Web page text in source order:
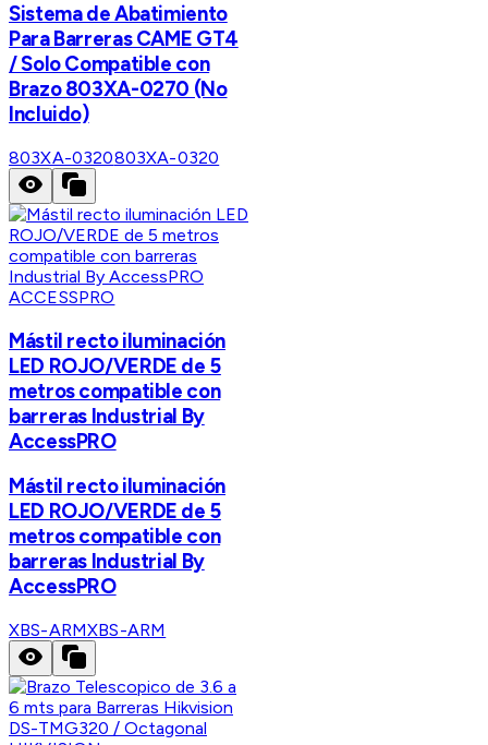
Sistema de Abatimiento
Para Barreras CAME GT4
/ Solo Compatible con
Brazo 803XA-0270 (No
Incluido)
803XA-0320803XA-0320
ACCESSPRO
Mástil recto iluminación
LED ROJO/VERDE de 5
metros compatible con
barreras Industrial By
AccessPRO
Mástil recto iluminación
LED ROJO/VERDE de 5
metros compatible con
barreras Industrial By
AccessPRO
XBS-ARMXBS-ARM